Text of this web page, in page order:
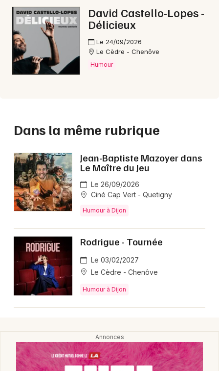
David Castello-Lopes -
Délicieux
Le 24/09/2026
Le Cèdre - Chenôve
Humour
Dans la même rubrique
Jean-Baptiste Mazoyer dans
Le Maître du Jeu
Le 26/09/2026
Ciné Cap Vert - Quetigny
Humour à Dijon
Rodrigue - Tournée
Le 03/02/2027
Le Cèdre - Chenôve
Humour à Dijon